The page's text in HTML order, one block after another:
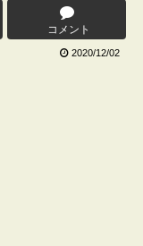
コメント
2020/12/02